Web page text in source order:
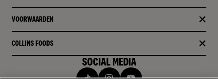
VOORWAARDEN
COLLINS FOODS
SOCIAL MEDIA